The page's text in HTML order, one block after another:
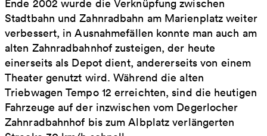
Ende 2002 wurde die Verknüpfung zwischen
Stadtbahn und Zahnradbahn am Marienplatz weiter
verbessert, in Ausnahmefällen konnte man auch am
alten Zahnradbahnhof zusteigen, der heute
einerseits als Depot dient, andererseits von einem
Theater genutzt wird. Während die alten
Triebwagen Tempo 12 erreichten, sind die heutigen
Fahrzeuge auf der inzwischen vom Degerlocher
Zahnradbahnhof bis zum Albplatz verlängerten